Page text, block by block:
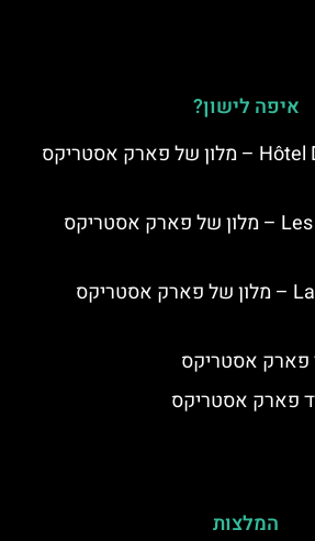
איפה לישון?
Hôtel Des Trois Hiboux – מלון של פארק אסטריקס
Les Quais de Lutèce – מלון של פארק אסטריקס
La Cite Suspendue – מלון של פארק אסטריקס
פארק אסטריקס
פארק אסטריקס
המלצות